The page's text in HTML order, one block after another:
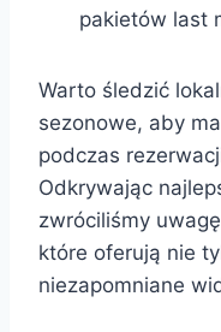
pakietów last
Warto śledzić
sezonowe, aby
podczas
Odkrywając
zwróciliśmy
które oferują nie
niezapomniane